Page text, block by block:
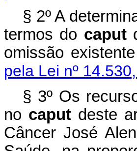
§ 2º A
termos do caput
omissão
pela Lei nº
§ 3º Os
no caput deste
Câncer José